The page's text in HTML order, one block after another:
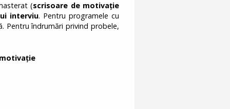
(scrisoare de motivație
interviu. Pentru programele cu
Pentru îndrumări privind probele,